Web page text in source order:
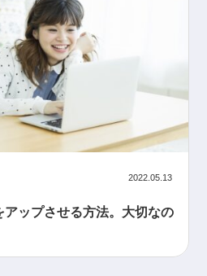
2022.05.13
アップさせる方法。大切なの